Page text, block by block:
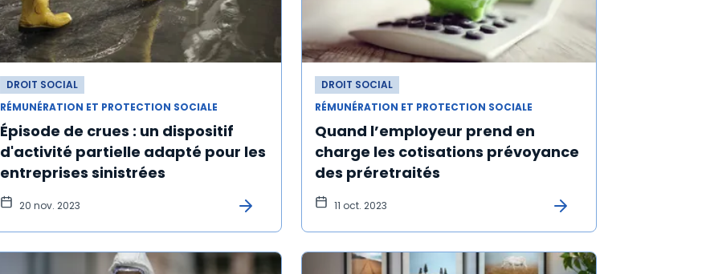
DROIT SOCIAL
RÉMUNÉRATION ET PROTECTION SOCIALE
Épisode de crues : un dispositif
d'activité partielle adapté pour les
entreprises sinistrées
20 nov. 2023
DROIT SOCIAL
RÉMUNÉRATION ET PROTECTION SOCIALE
Quand l’employeur prend en
charge les cotisations prévoyance
des préretraités
11 oct. 2023